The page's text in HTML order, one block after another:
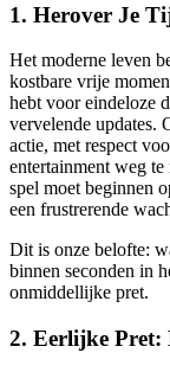
1. Herover Je
Het moderne leven
kostbare vrije
hebt voor eindeloze
vervelende updates.
actie, met respect
entertainment weg
spel moet beginnen
een frustrerende
Dit is onze belofte:
binnen seconden in
onmiddellijke pret.
2. Eerlijke Pret: